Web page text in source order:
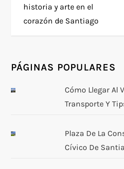
v
g
historia y arte en el
corazón de Santiago
PÁGINAS POPULARES
Cómo Llegar Al
Transporte Y
Plaza De La
Cívico De